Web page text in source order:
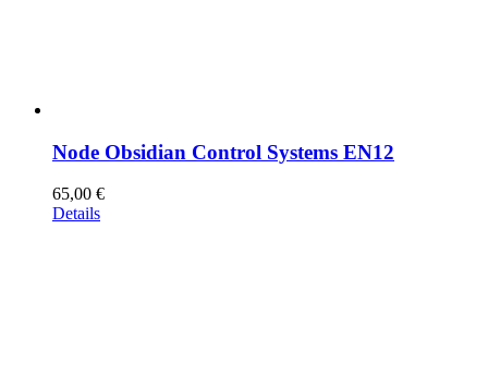
Node Obsidian Control Systems EN12
65,00 €
Details